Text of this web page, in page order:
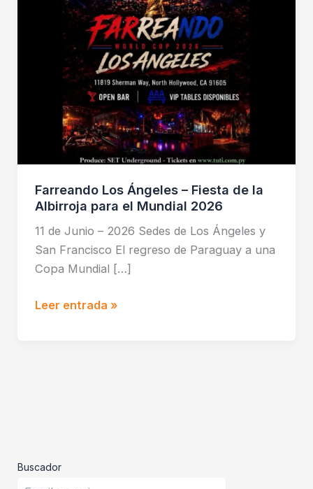
Farreando Los Ángeles – Fiesta de la
Albirroja para el Mundial 2026
11 de Junio – 2026 Sedes de Los Ángeles y
San Francisco El regreso de Paraguay a una
Copa Mundial […]
Mundial
2026
Leer entrada »
Buscador